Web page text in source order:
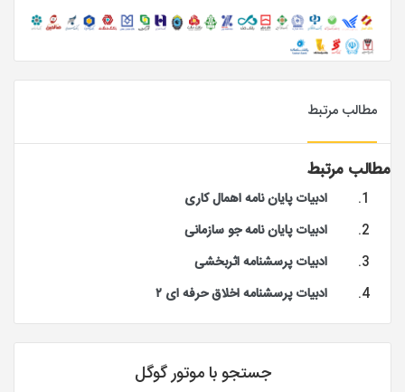
مطالب مرتبط
مطالب مرتبط
ادبیات پایان نامه اهمال کاری
ادبیات پایان نامه جو سازمانی
ادبیات پرسشنامه اثربخشی
ادبیات پرسشنامه اخلاق حرفه ای ۲
جستجو با موتور گوگل